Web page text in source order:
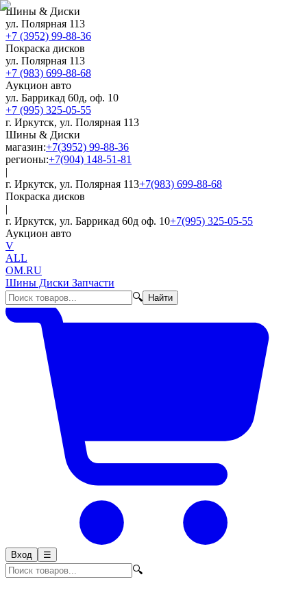
Шины & Диски
ул. Полярная 113
+7 (3952) 99-88-36
Покраска дисков
ул. Полярная 113
+7 (983) 699-88-68
Аукцион авто
ул. Баррикад 60д, оф. 10
+7 (995) 325-05-55
г. Иркутск, ул. Полярная 113
Шины & Диски
магазин:+7(3952) 99-88-36
регионы:+7(904) 148-51-81
|
г. Иркутск, ул. Полярная 113+7(983) 699-88-68
Покраска дисков
|
г. Иркутск, ул. Баррикад 60д оф. 10+7(995) 325-05-55
Аукцион авто
V
ALL
OM.RU
Шины Диски Запчасти
🔍
Найти
Вход ☰
🔍